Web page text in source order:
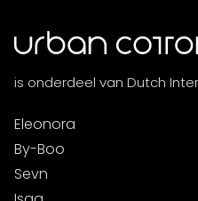
is onderdeel van Dutch
Eleonora
By-Boo
Sevn